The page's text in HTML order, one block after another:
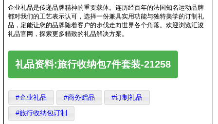
企业礼品是传递品牌精神的重要载体。连历经百年的法国知名运动品牌
都对我们的工艺表示认可，选择一份兼具实用功能与独特美学的订制礼
品，定能让您的品牌随着客户的步伐走向世界各个角落。欢迎浏览汇浚
礼品官网，探索更多精致的礼品解决方案。
礼品资料:旅行收纳包7件套装-21258
#企业礼品 #商务赠品 #订制礼品
#旅行收纳包订制